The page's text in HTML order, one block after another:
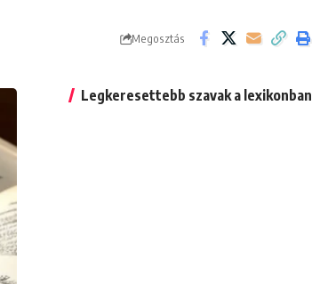
Megosztás
Legkeresettebb szavak a lexikonban